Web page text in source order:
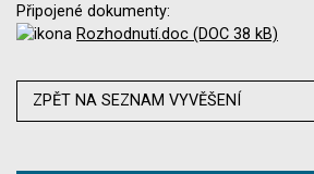
Připojené dokumenty:
Rozhodnutí.doc (DOC 38 kB)
ZPĚT NA SEZNAM VYVĚŠENÍ